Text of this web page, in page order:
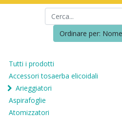
Ordinare per:
Tutti i prodotti
Accessori tosaerba elicoidali
Arieggiatori
Aspirafoglie
Atomizzatori